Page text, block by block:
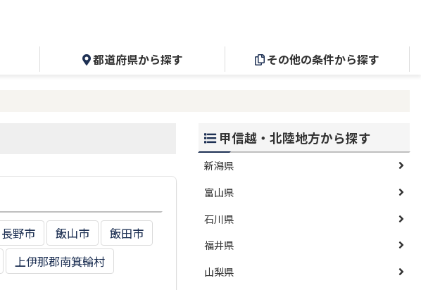
都道府県から探す その他の条件から探す
長野市 飯山市
飯田市
上伊那郡南箕輪村
甲信越・北陸地方から探す
新潟県
富山県
石川県
福井県
山梨県